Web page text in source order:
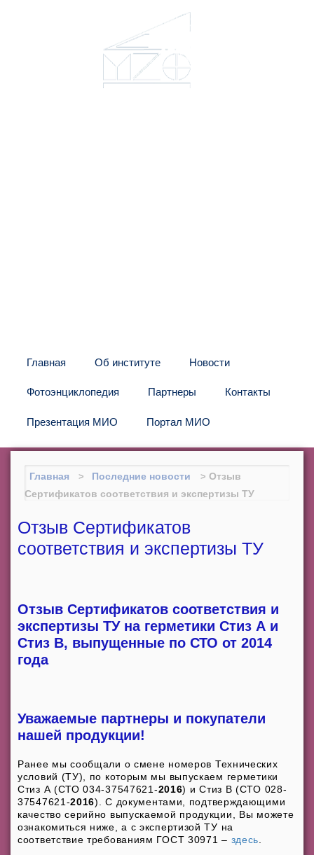
Главная Об институте Новости
Фотоэнциклопедия Партнеры Контакты
Презентация МИО Портал МИО
Главная Последние новости
Отзыв
Сертификатов соответствия и экспертизы ТУ
Отзыв Сертификатов
соответствия и экспертизы ТУ
Отзыв Сертификатов соответствия и
экспертизы ТУ на герметики Стиз А и
Стиз В, выпущенные по СТО от 2014
года
Уважаемые партнеры и покупатели
нашей продукции!
Ранее мы сообщали о смене номеров Технических
условий (ТУ), по которым мы выпускаем герметики
Стиз А (СТО 034-37547621-2016) и Стиз В (СТО 028-
37547621-2016). С документами, подтверждающими
качество серийно выпускаемой продукции, Вы можете
ознакомиться ниже, а с экспертизой ТУ на
соответствие требованиям ГОСТ 30971 – здесь